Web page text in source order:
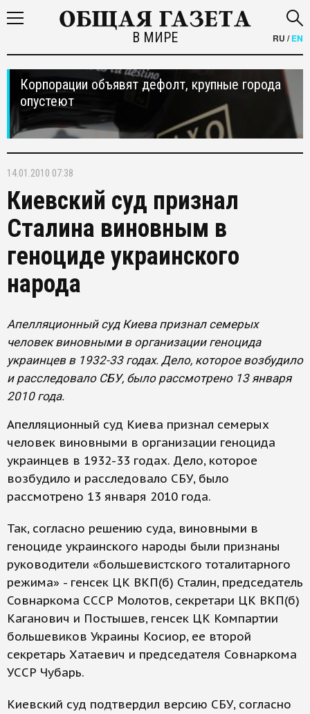
В МИРЕ RU /EN
Корпорации объявят дефолт, крупные города
опустеют
14.01.2010 07:38
Киевский суд признал
Сталина виновным в
геноциде украинского
народа
Апелляционный суд Киева признал семерых
человек виновными в организации геноцида
украинцев в 1932-33 годах. Дело, которое возбудило
и расследовало СБУ, было рассмотрено 13 января
2010 года.
Апелляционный суд Киева признал семерых
человек виновными в организации геноцида
украинцев в 1932-33 годах. Дело, которое
возбудило и расследовало СБУ, было
рассмотрено 13 января 2010 года.
Так, согласно решению суда, виновными в
геноциде украинского народы были признаны
руководители «большевистского тоталитарного
режима» - генсек ЦК ВКП(б) Сталин, председатель
Совнаркома СССР Молотов, секретари ЦК ВКП(б)
Каганович и Постышев, генсек ЦК Компартии
большевиков Украины Косиор, ее второй
секретарь Хатаевич и председателя Совнаркома
УССР Чубарь.
Киевский суд подтвердил версию СБУ, согласно